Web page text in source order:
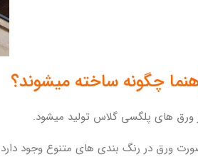
چگونه ساخته میشوند؟
ورق های پلگسی گلاس تولید میشود.
ورق در رنگ بندی های متنوع وجود